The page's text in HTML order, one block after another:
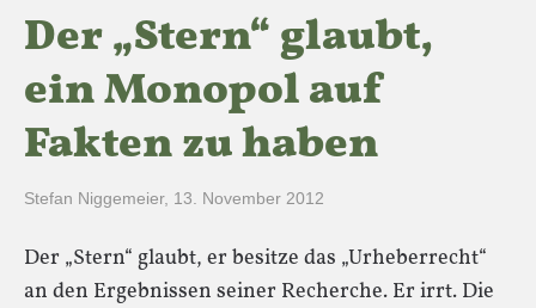
Der „Stern“ glaubt,
ein Monopol auf
Fakten zu haben
Stefan Niggemeier, 13. November 2012
Der „Stern“ glaubt, er besitze das „Urheberrecht“
an den Ergebnissen seiner Recherche. Er irrt. Die